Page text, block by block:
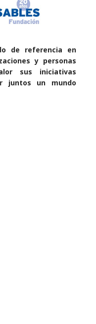
de referencia en
y personas
sus iniciativas
juntos un mundo